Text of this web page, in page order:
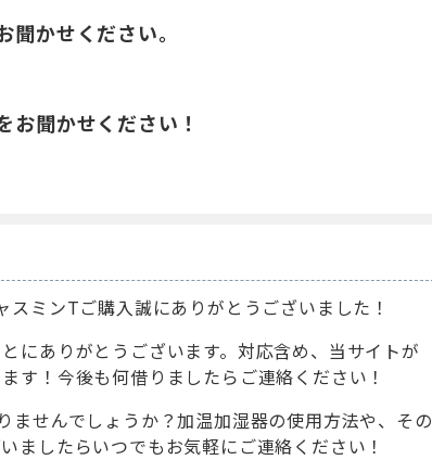
かせください。
聞かせください！
ミンTご購入誠にありがとうございました！
にありがとうございます。対応含め、当サイトが
す！今後も何借りましたらご連絡ください！
ませんでしょうか？加温加湿器の使用方法や、その
ましたらいつでもお気軽にご連絡ください！